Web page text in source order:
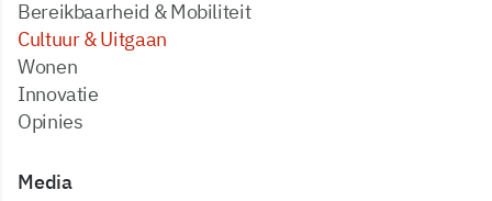
Bereikbaarheid & Mobiliteit
Cultuur & Uitgaan
Wonen
Innovatie
Opinies
Media